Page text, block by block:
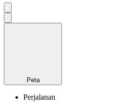
Peta
Perjalanan